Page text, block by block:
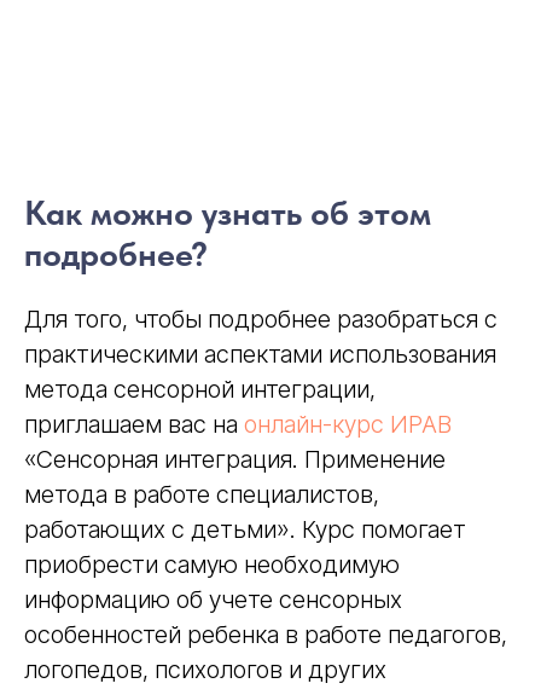
Как можно узнать об этом
подробнее?
Для того, чтобы подробнее разобраться с
практическими аспектами использования
метода сенсорной интеграции,
приглашаем вас на онлайн-курс ИРАВ
«Сенсорная интеграция. Применение
метода в работе специалистов,
работающих с детьми». Курс помогает
приобрести самую необходимую
информацию об учете сенсорных
особенностей ребенка в работе педагогов,
логопедов, психологов и других